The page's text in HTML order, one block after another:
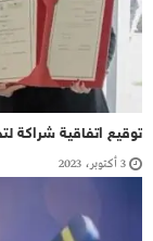
توقيع اتفاقية شراكة
3 أكتوبر، 2023